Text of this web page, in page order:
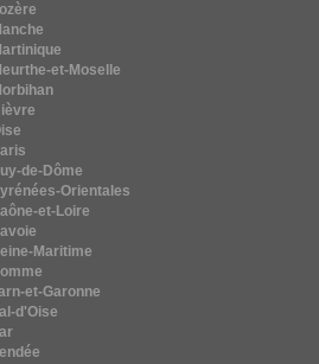
et-Moselle
de-Dôme
Orientales
et-Loire
Maritime
et-Garonne
d'Oise